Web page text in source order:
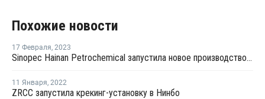
Похожие новости
17 Февраля, 2023
Sinopec Hainan Petrochemical запустила новое производство МЭГ в Китае
11 Января, 2022
ZRCC запустила крекинг-установку в Нинбо